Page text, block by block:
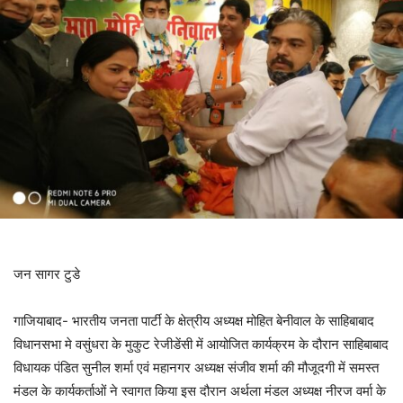
जन सागर टुडे
गाजियाबाद- भारतीय जनता पार्टी के क्षेत्रीय अध्यक्ष मोहित बेनीवाल के साहिबाबाद
विधानसभा मे वसुंधरा के मुकुट रेजीडेंसी में आयोजित कार्यक्रम के दौरान साहिबाबाद
विधायक पंडित सुनील शर्मा एवं महानगर अध्यक्ष संजीव शर्मा की मौजूदगी में समस्त
मंडल के कार्यकर्ताओं ने स्वागत किया इस दौरान अर्थला मंडल अध्यक्ष नीरज वर्मा के